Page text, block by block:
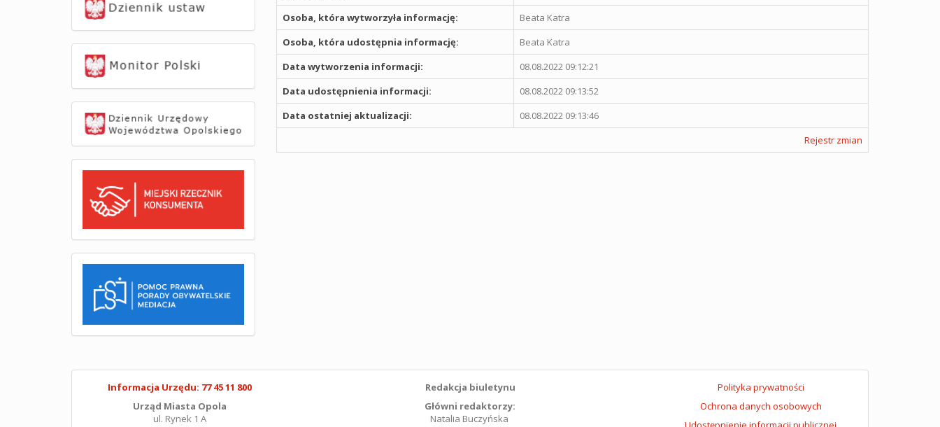
Osoba, która wytworzyła informację:
Beata Katra
Osoba, która udostępnia informację:
Beata Katra
Data wytworzenia informacji:
08.08.2022 09:12:21
Data udostępnienia informacji:
08.08.2022 09:13:52
Data ostatniej aktualizacji:
08.08.2022 09:13:46
Rejestr zmian
Informacja Urzędu: 77 45 11 800
Urząd Miasta Opola
ul. Rynek 1 A
Redakcja biuletynu
Główni redaktorzy:
Natalia Buczyńska
Polityka prywatności
Ochrona danych osobowych